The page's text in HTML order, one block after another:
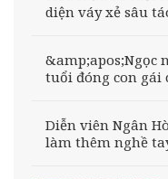
diện váy xẻ sâu
&amp;apos;Ngọc
tuổi đóng con gái
Diễn viên Ngân
làm thêm nghề